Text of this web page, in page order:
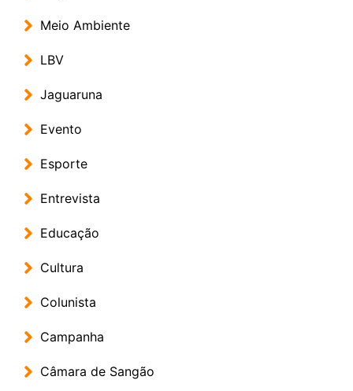
Meio Ambiente
LBV
Jaguaruna
Evento
Esporte
Entrevista
Educação
Cultura
Colunista
Campanha
Câmara de Sangão